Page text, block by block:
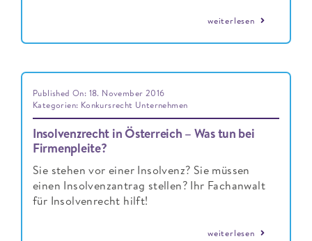
weiterlesen
Published On: 18. November 2016
Kategorien: Konkursrecht Unternehmen
Insolvenzrecht in Österreich – Was tun bei
Firmenpleite?
Sie stehen vor einer Insolvenz? Sie müssen
einen Insolvenzantrag stellen? Ihr Fachanwalt
für Insolvenrecht hilft!
weiterlesen